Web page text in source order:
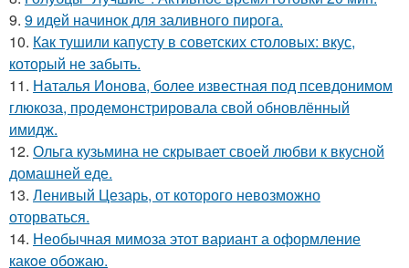
9. 9 идей начинок для заливного пирога.
10. Как тушили капусту в советских столовых: вкус,
который не забыть.
11. Наталья Ионова, более известная под псевдонимом
глюкоза, продемонстрировала свой обновлённый
имидж.
12. Ольга кузьмина не скрывает своей любви к вкусной
домашней еде.
13. Ленивый Цезарь, от которого невозможно
оторваться.
14. Необычная мимoза этот вариант а оформление
какoе обожаю.